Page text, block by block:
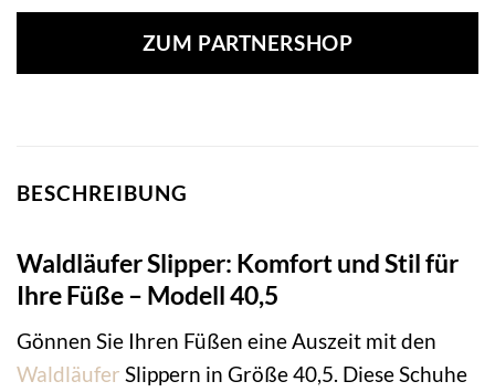
ZUM PARTNERSHOP
BESCHREIBUNG
Waldläufer Slipper: Komfort und Stil für
Ihre Füße – Modell 40,5
Gönnen Sie Ihren Füßen eine Auszeit mit den
Waldläufer Slippern in Größe 40,5. Diese Schuhe